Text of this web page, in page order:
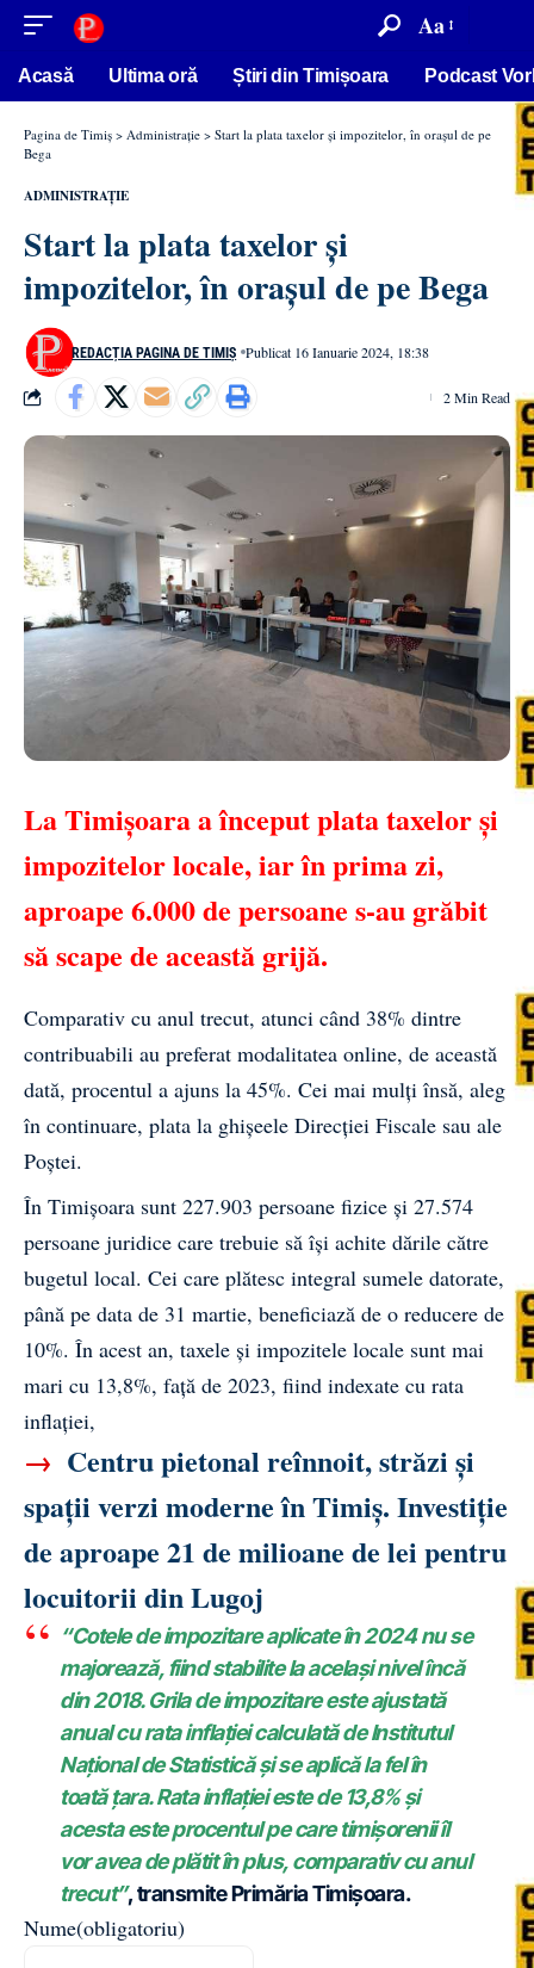
conținut Aa
Acasă Ultima oră Știri din Timișoara Podcast
Pagina de Timiș > Administrație > Start la plata taxelor și impozitelor, în orașul de pe
Bega
ADMINISTRAȚIE
Start la plata taxelor și
impozitelor, în orașul de pe Bega
REDACȚIA PAGINA DE TIMIȘ Publicat 16 Ianuarie 2024, 18:38
2 Min Read
La Timişoara a început platataxelor şi
impozitelorlocale, iar în prima zi,
aproape 6.000 de persoane s-au grăbit
să scape de această grijă.
Comparativ cu anul trecut, atunci când 38% dintre
contribuabili au preferat modalitatea online, de această
dată, procentul a ajuns la 45%. Cei mai mulţi însă, aleg
în continuare, plata la ghişeele Direcţiei Fiscale sau ale
Poştei.
În Timişoara sunt 227.903 persoane fizice şi 27.574
persoane juridice care trebuie să îşi achite dările către
bugetul local. Cei care plătesc integral sumele datorate,
până pe data de 31 martie, beneficiază de o reducere de
10%. În acest an, taxele şi impozitele locale sunt mai
mari cu 13,8%, faţă de 2023, fiind indexate cu rata
inflaţiei,
→ Centru pietonal reînnoit, străzi și
spații verzi moderne în Timiș. Investiție
de aproape 21 de milioane de lei pentru
locuitorii din Lugoj
“Cotele de impozitare aplicate în 2024 nu se
majorează, fiind stabilite la același nivel încă
din 2018. Grila de impozitare este ajustată
anual cu rata inflației calculată de Institutul
Național de Statistică și se aplică la fel în
toată țara. Rata inflației este de 13,8% și
acesta este procentul pe care timișorenii îl
vor avea de plătit în plus, comparativ cu anul
trecut”, transmite Primăria Timişoara.
Nume(obligatoriu)